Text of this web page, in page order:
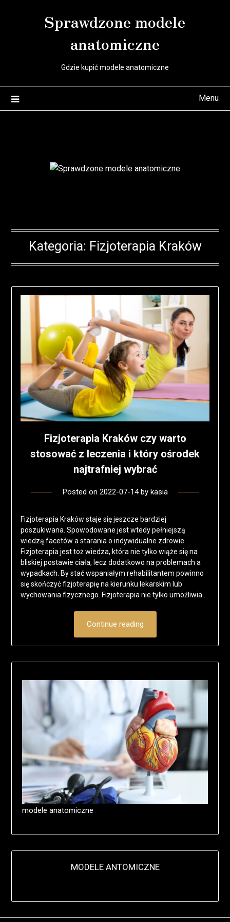
Sprawdzone modele
anatomiczne
Gdzie kupić modele anatomiczne
Menu
Kategoria: Fizjoterapia Kraków
Fizjoterapia Kraków czy warto
stosować z leczenia i który ośrodek
najtrafniej wybrać
Posted on 2022-07-14by kasia
Fizjoterapia Kraków staje się jeszcze bardziej
poszukiwana. Spowodowane jest wtedy pełniejszą
wiedzą facetów a starania o indywidualne zdrowie.
Fizjoterapia jest toż wiedza, która nie tylko wiąże się na
bliskiej postawie ciała, lecz dodatkowo na problemach a
wypadkach. By stać wspaniałym rehabilitantem powinno
się skończyć fizjoterapię na kierunku lekarskim lub
wychowania fizycznego. Fizjoterapia nie tylko umożliwia…
Continue reading
modele anatomiczne
MODELE ANTOMICZNE